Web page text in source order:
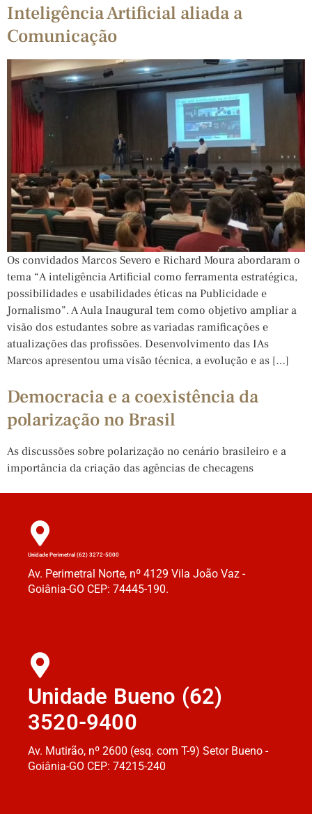
Inteligência Artificial aliada a
Comunicação
Os convidados Marcos Severo e Richard Moura abordaram o
tema “A inteligência Artificial como ferramenta estratégica,
possibilidades e usabilidades éticas na Publicidade e
Jornalismo”. A Aula Inaugural tem como objetivo ampliar a
visão dos estudantes sobre as variadas ramificações e
atualizações das profissões. Desenvolvimento das IAs
Marcos apresentou uma visão técnica, a evolução e as […]
Democracia e a coexistência da
polarização no Brasil
As discussões sobre polarização no cenário brasileiro e a
importância da criação das agências de checagens
Unidade Perimetral (62) 3272-5000
Av. Perimetral Norte, nº 4129 Vila João Vaz -
Goiânia-GO CEP: 74445-190.
Unidade Bueno (62)
3520-9400
Av. Mutirão, nº 2600 (esq. com T-9) Setor Bueno -
Goiânia-GO CEP: 74215-240